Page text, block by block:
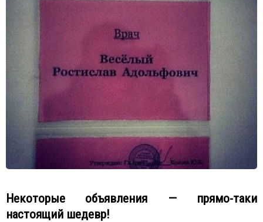
Некоторые объявления — прямо-таки
настоящий шедевр!